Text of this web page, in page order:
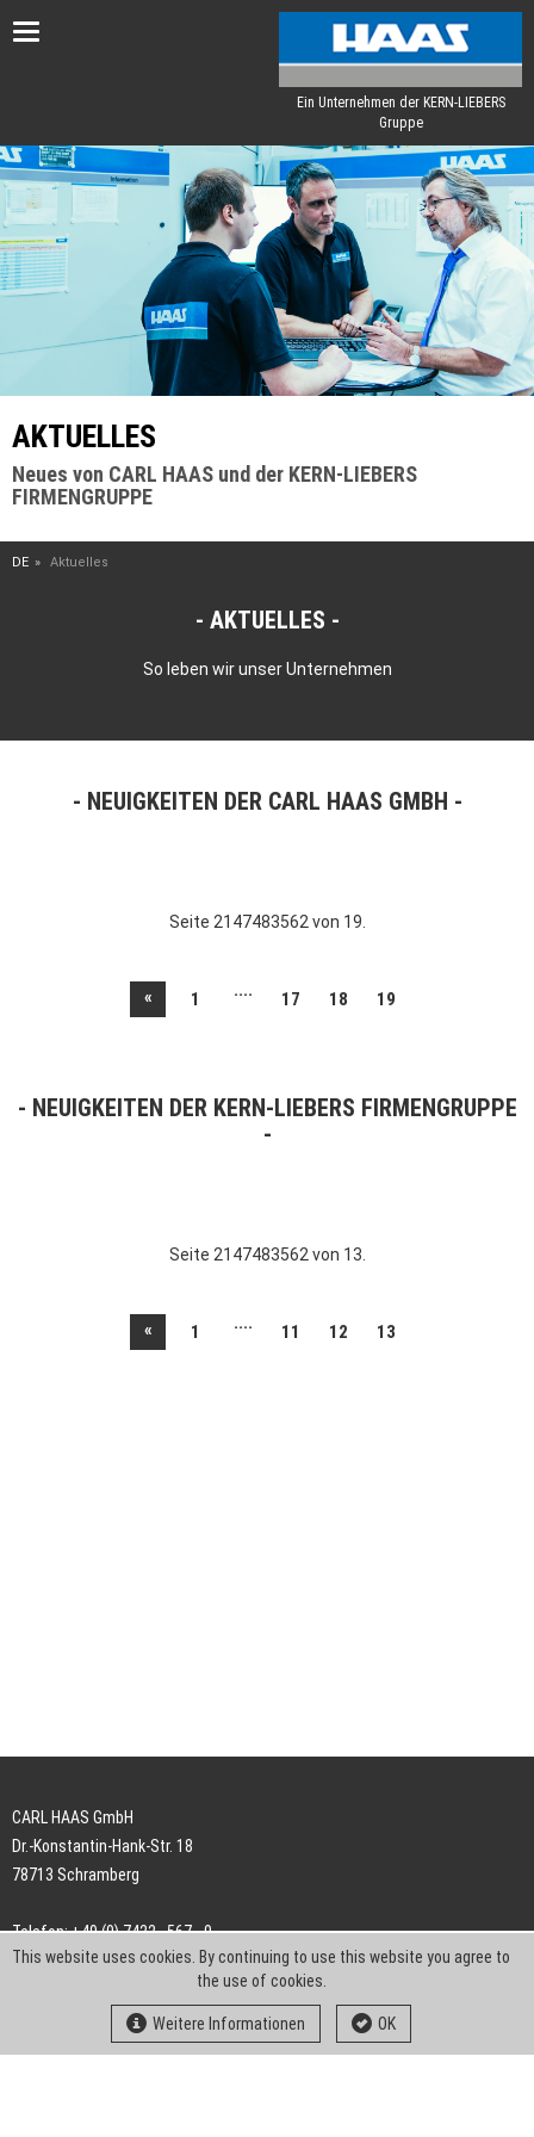
Toggle
Ein Unternehmen der KERN-LIEBERS
Gruppe
AKTUELLES
Neues von CARL HAAS und der KERN-LIEBERS
FIRMENGRUPPE
DE Aktuelles
AKTUELLES
So leben wir unser Unternehmen
NEUIGKEITEN DER CARL HAAS GMBH
Seite 2147483562 von 19.
« 1 .... 17 18 19
NEUIGKEITEN DER KERN-LIEBERS FIRMENGRUPPE
Seite 2147483562 von 13.
« 1 .... 11 12 13
CARL HAAS GmbH
Dr.-Konstantin-Hank-Str. 18
78713 Schramberg
Telefon: +49 (0) 7422 . 567 - 0
Telefax: +49 (0) 7422 . 567 - 239
info-ch@kern-liebers.com
This website uses cookies. By continuing to use this website you agree to
the use of cookies.
Weitere Informationen OK